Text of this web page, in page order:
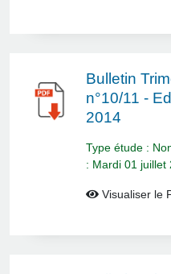
Bulletin
n°10/11 -
2014
Type étude :
: Mardi 01 juillet
Visualiser le